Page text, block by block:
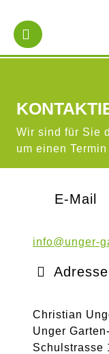
content
Open
Button
Wir sind für Sie
um einen
E-Mail
info@unger-
Adresse
Christian
Unger
Schulstrasse